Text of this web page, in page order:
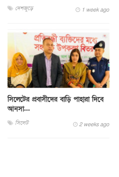
দেশজুড়ে 1 week ago
সিলেটের প্রবাসীদের বাড়ি পাহারা দিবে
আনসা...
সিলেট 2 weeks ago